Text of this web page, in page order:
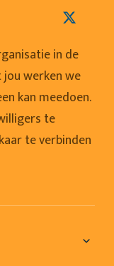
in de
jou werken we
kan meedoen.
te
te verbinden